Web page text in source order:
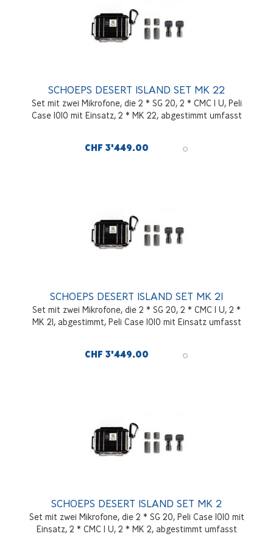
SCHOEPS DESERT ISLAND SET MK 22
Set mit zwei Mikrofone, die 2 * SG 20, 2 * CMC 1 U, Peli
Case 1010 mit Einsatz, 2 * MK 22, abgestimmt umfasst
CHF 3'449.00
SCHOEPS DESERT ISLAND SET MK 21
Set mit zwei Mikrofone, die 2 * SG 20, 2 * CMC 1 U, 2 *
MK 21, abgestimmt, Peli Case 1010 mit Einsatz umfasst
CHF 3'449.00
SCHOEPS DESERT ISLAND SET MK 2
Set mit zwei Mikrofone, die 2 * SG 20, Peli Case 1010 mit
Einsatz, 2 * CMC 1 U, 2 * MK 2, abgestimmt umfasst